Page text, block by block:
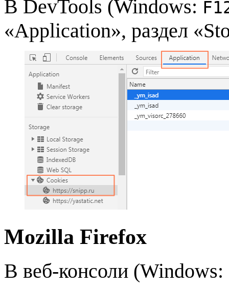
В DevTools (Windows:
«Application», раздел
Mozilla Firefox
В веб-консоли (Windows: